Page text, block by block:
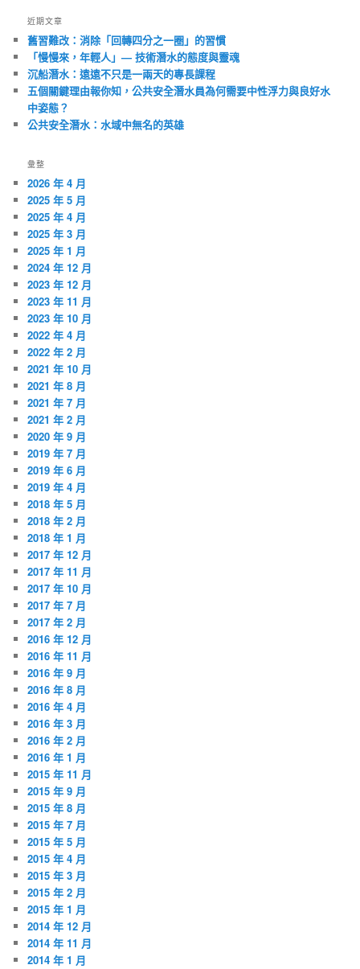
近期文章
舊習難改：消除「回轉四分之一圈」的習慣
「慢慢來，年輕人」— 技術潛水的態度與靈魂
沉船潛水：遠遠不只是一兩天的專長課程
五個關鍵理由報你知，公共安全潛水員為何需要中性浮力與良好水
中姿態？
公共安全潛水：水域中無名的英雄
彙整
2026 年 4 月
2025 年 5 月
2025 年 4 月
2025 年 3 月
2025 年 1 月
2024 年 12 月
2023 年 12 月
2023 年 11 月
2023 年 10 月
2022 年 4 月
2022 年 2 月
2021 年 10 月
2021 年 8 月
2021 年 7 月
2021 年 2 月
2020 年 9 月
2019 年 7 月
2019 年 6 月
2019 年 4 月
2018 年 5 月
2018 年 2 月
2018 年 1 月
2017 年 12 月
2017 年 11 月
2017 年 10 月
2017 年 7 月
2017 年 2 月
2016 年 12 月
2016 年 11 月
2016 年 9 月
2016 年 8 月
2016 年 4 月
2016 年 3 月
2016 年 2 月
2016 年 1 月
2015 年 11 月
2015 年 9 月
2015 年 8 月
2015 年 7 月
2015 年 5 月
2015 年 4 月
2015 年 3 月
2015 年 2 月
2015 年 1 月
2014 年 12 月
2014 年 11 月
2014 年 1 月